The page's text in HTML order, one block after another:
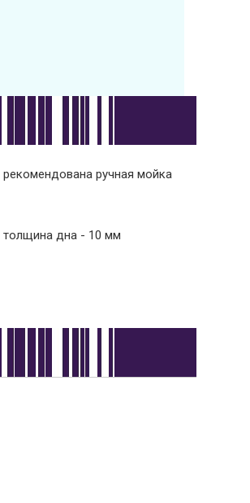
рекомендована ручная мойка
толщина дна - 10 мм